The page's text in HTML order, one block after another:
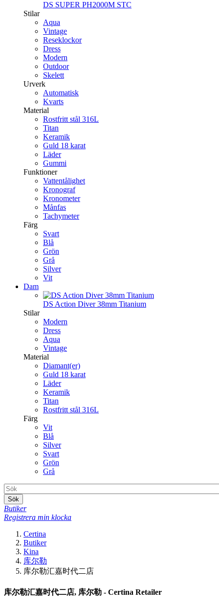
DS SUPER PH2000M STC
Stilar
Aqua
Vintage
Reseklockor
Dress
Modern
Outdoor
Skelett
Urverk
Automatisk
Kvarts
Material
Rostfritt stål 316L
Titan
Keramik
Guld 18 karat
Läder
Gummi
Funktioner
Vattentålighet
Kronograf
Kronometer
Månfas
Tachymeter
Färg
Svart
Blå
Grön
Grå
Silver
Vit
Dam
DS Action Diver 38mm Titanium
Stilar
Modern
Dress
Aqua
Vintage
Material
Diamant(er)
Guld 18 karat
Läder
Keramik
Titan
Rostfritt stål 316L
Färg
Vit
Blå
Silver
Svart
Grön
Grå
Sök
Butiker
Registrera min klocka
Certina
Butiker
Kina
库尔勒
库尔勒汇嘉时代二店
库尔勒汇嘉时代二店, 库尔勒 - Certina Retailer